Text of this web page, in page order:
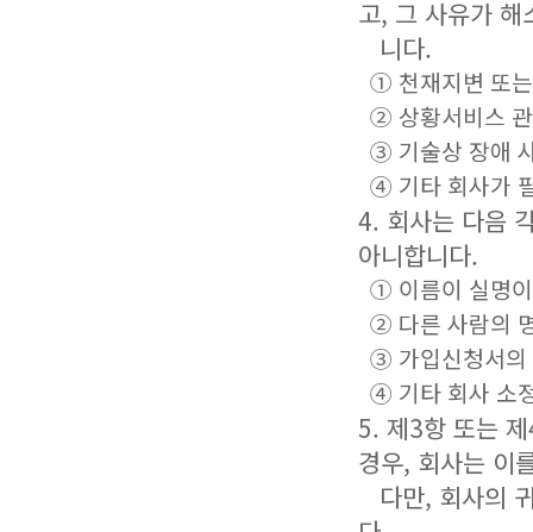
고, 그 사유가 해
니다.
① 천재지변 또
② 상황서비스
③ 기술상 장애
④ 기타 회사가
4. 회사는 다음
아니합니다.
① 이름이 실명
② 다른 사람의
③ 가입신청서의
④ 기타 회사 소
5. 제3항 또는
경우, 회사는 이
다만, 회사의